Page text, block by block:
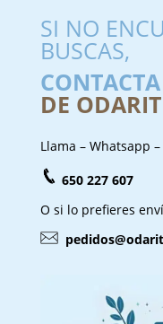
SI NO
BUSCAS,
CONTACTA
DE ODARIT
Llama – Whatsapp
650 227 607
O si lo prefieres